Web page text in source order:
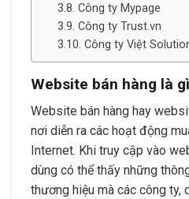
Công ty Mypage
Công ty Trust.vn
Công ty Việt
Website bán hàng là
Website bán hàng hay
nơi diễn ra các hoạt động
Internet. Khi truy cập vào
dùng có thể thấy những
thương hiệu mà các công ty,